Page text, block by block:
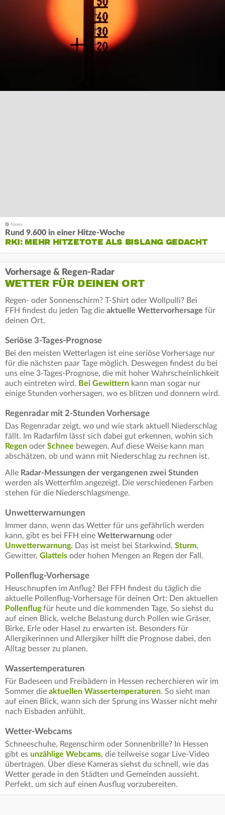
Rund 9.600 in einer Hitze-Woche
RKI: MEHR HITZETOTE ALS BISLANG GEDACHT
Vorhersage & Regen-Radar
WETTER FÜR DEINEN ORT
Regen- oder Sonnenschirm? T-Shirt oder Wollpulli? Bei
FFH findest du jeden Tag die aktuelle Wettervorhersage für
deinen Ort.
Seriöse 3-Tages-Prognose
Bei den meisten Wetterlagen ist eine seriöse Vorhersage nur
für die nächsten paar Tage möglich. Deswegen findest du bei
uns eine 3-Tages-Prognose, die mit hoher Wahrscheinlichkeit
auch eintreten wird. Bei Gewittern kann man sogar nur
einige Stunden vorhersagen, wo es blitzen und donnern wird.
Regenradar mit 2-Stunden Vorhersage
Das Regenradar zeigt, wo und wie stark aktuell Niederschlag
fällt. Im Radarfilm lässt sich dabei gut erkennen, wohin sich
Regen oder Schnee bewegen. Auf diese Weise kann man
abschätzen, ob und wann mit Niederschlag zu rechnen ist.
Alle Radar-Messungen der vergangenen zwei Stunden
werden als Wetterfilm angezeigt. Die verschiedenen Farben
stehen für die Niederschlagsmenge.
Unwetterwarnungen
Immer dann, wenn das Wetter für uns gefährlich werden
kann, gibt es bei FFH eine Wetterwarnung oder
Unwetterwarnung. Das ist meist bei Starkwind, Sturm,
Gewitter, Glatteis oder hohen Mengen an Regen der Fall.
Pollenflug-Vorhersage
Heuschnupfen im Anflug? Bei FFH findest du täglich die
aktuelle Pollenflug-Vorhersage für deinen Ort: Den aktuellen
Pollenflugfür heute und die kommenden Tage. So siehst du
auf einen Blick, welche Belastung durch Pollen wie Gräser,
Birke, Erle oder Hasel zu erwarten ist. Besonders für
Allergikerinnen und Allergiker hilft die Prognose dabei, den
Alltag besser zu planen.
Wassertemperaturen
Für Badeseen und Freibädern in Hessen recherchieren wir im
Sommer die aktuellen Wassertemperaturen. So sieht man
auf einen Blick, wann sich der Sprung ins Wasser nicht mehr
nach Eisbaden anfühlt.
Wetter-Webcams
Schneeschuhe, Regenschirm oder Sonnenbrille? In Hessen
gibt es unzählige Webcams, die teilweise sogar Live-Video
übertragen. Über diese Kameras siehst du schnell, wie das
Wetter gerade in den Städten und Gemeinden aussieht.
Perfekt, um sich auf einen Ausflug vorzubereiten.